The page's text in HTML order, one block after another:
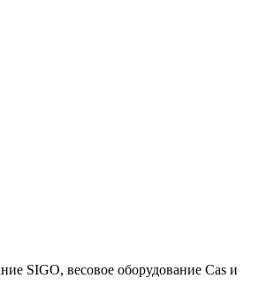
SIGO, весовое оборудование Cas и